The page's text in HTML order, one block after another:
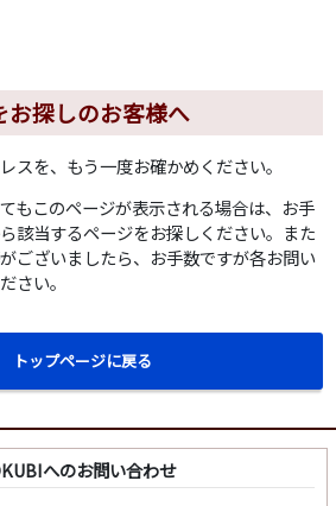
お探しのお客様へ
スを、もう一度お確かめください。
もこのページが表示される場合は、お手
該当するページをお探しください。また
ございましたら、お手数ですが各お問い
さい。
トップページに戻る
へのお問い合わせ